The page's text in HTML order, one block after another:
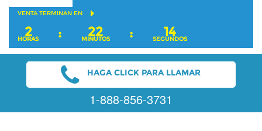
VENTA TERMINAN EN
2
HORAS : 22
MINUTOS : 13
SEGUNDOS
HAGA CLICK PARA LLAMAR
1-888-856-3731